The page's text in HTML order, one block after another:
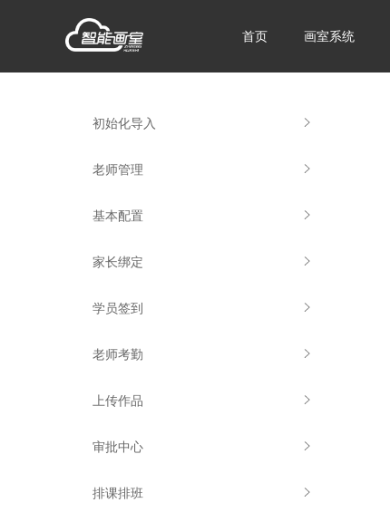
首页 画室系统
初始化导入
老师管理
基本配置
家长绑定
学员签到
老师考勤
上传作品
审批中心
排课排班